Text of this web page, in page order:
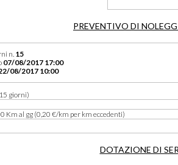
PREVENTIVO DI
n.15
07/08/2017 17:00
08/2017 10:00
giorni)
Km al gg (0,20 €/km per km eccedenti)
DOTAZIONE DI